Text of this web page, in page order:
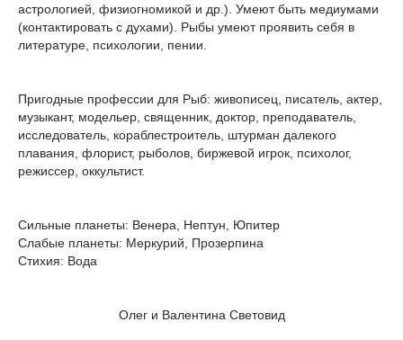
астрологией, физиогномикой и др.). Умеют быть медиумами
(контактировать с духами). Рыбы умеют проявить себя в
литературе, психологии, пении.
Пригодные профессии для Рыб: живописец, писатель, актер,
музыкант, модельер, священник, доктор, преподаватель,
исследователь, кораблестроитель, штурман далекого
плавания, флорист, рыболов, биржевой игрок, психолог,
режиссер, оккультист.
Сильные планеты: Венера, Нептун, Юпитер
Слабые планеты: Меркурий, Прозерпина
Стихия: Вода
Олег и Валентина Световид